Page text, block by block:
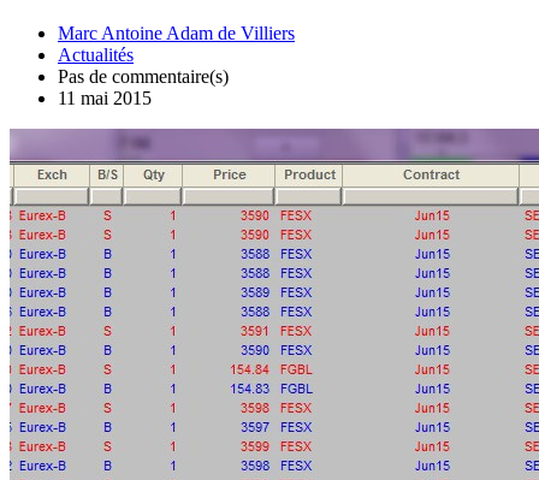
Marc Antoine Adam de Villiers
Actualités
Pas de commentaire(s)
11 mai 2015